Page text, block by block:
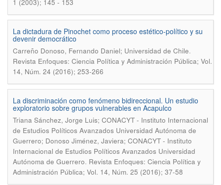
1 (2003); 145 - 153
La dictadura de Pinochet como proceso estético-político y su
devenir democrático
Carreño Donoso, Fernando Daniel; Universidad de Chile.
Revista Enfoques: Ciencia Política y Administración Pública; Vol.
14, Núm. 24 (2016); 253-266
La discriminación como fenómeno bidireccional. Un estudio
exploratorio sobre grupos vulnerables en Acapulco
Triana Sánchez, Jorge Luis; CONACYT - Instituto Internacional
de Estudios Políticos Avanzados Universidad Autónoma de
Guerrero; Donoso Jiménez, Javiera; CONACYT - Instituto
Internacional de Estudios Políticos Avanzados Universidad
Autónoma de Guerrero. Revista Enfoques: Ciencia Política y
Administración Pública; Vol. 14, Núm. 25 (2016); 37-58